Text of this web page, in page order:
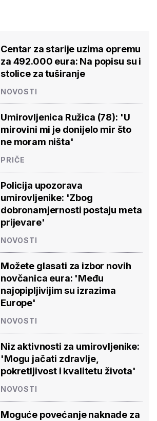
Centar za starije uzima opremu
za 492.000 eura: Na popisu su i
stolice za tuširanje
NOVOSTI
Umirovljenica Ružica (78): 'U
mirovini mi je donijelo mir što
ne moram ništa'
PRIČE
Policija upozorava
umirovljenike: 'Zbog
dobronamjernosti postaju meta
prijevare'
NOVOSTI
Možete glasati za izbor novih
novčanica eura: 'Među
najopipljivijim su izrazima
Europe'
NOVOSTI
Niz aktivnosti za umirovljenike:
'Mogu jačati zdravlje,
pokretljivost i kvalitetu života'
NOVOSTI
Moguće povećanje naknade za